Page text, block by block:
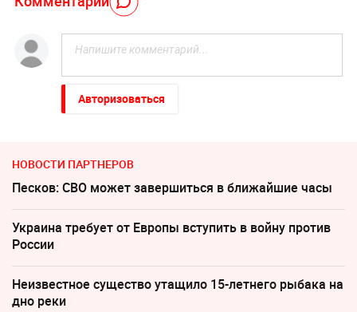
Авторизоваться
НОВОСТИ ПАРТНЕРОВ
Песков: СВО может завершиться в ближайшие часы
Украина требует от Европы вступить в войну против
России
Неизвестное существо утащило 15-летнего рыбака на
дно реки